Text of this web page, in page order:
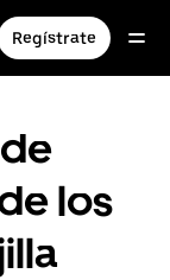
Regístrate
los